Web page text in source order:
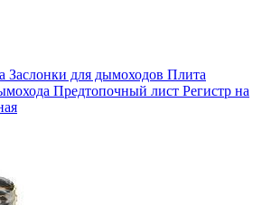
Заслонки для дымоходов Плита
Предтопочный лист Регистр на